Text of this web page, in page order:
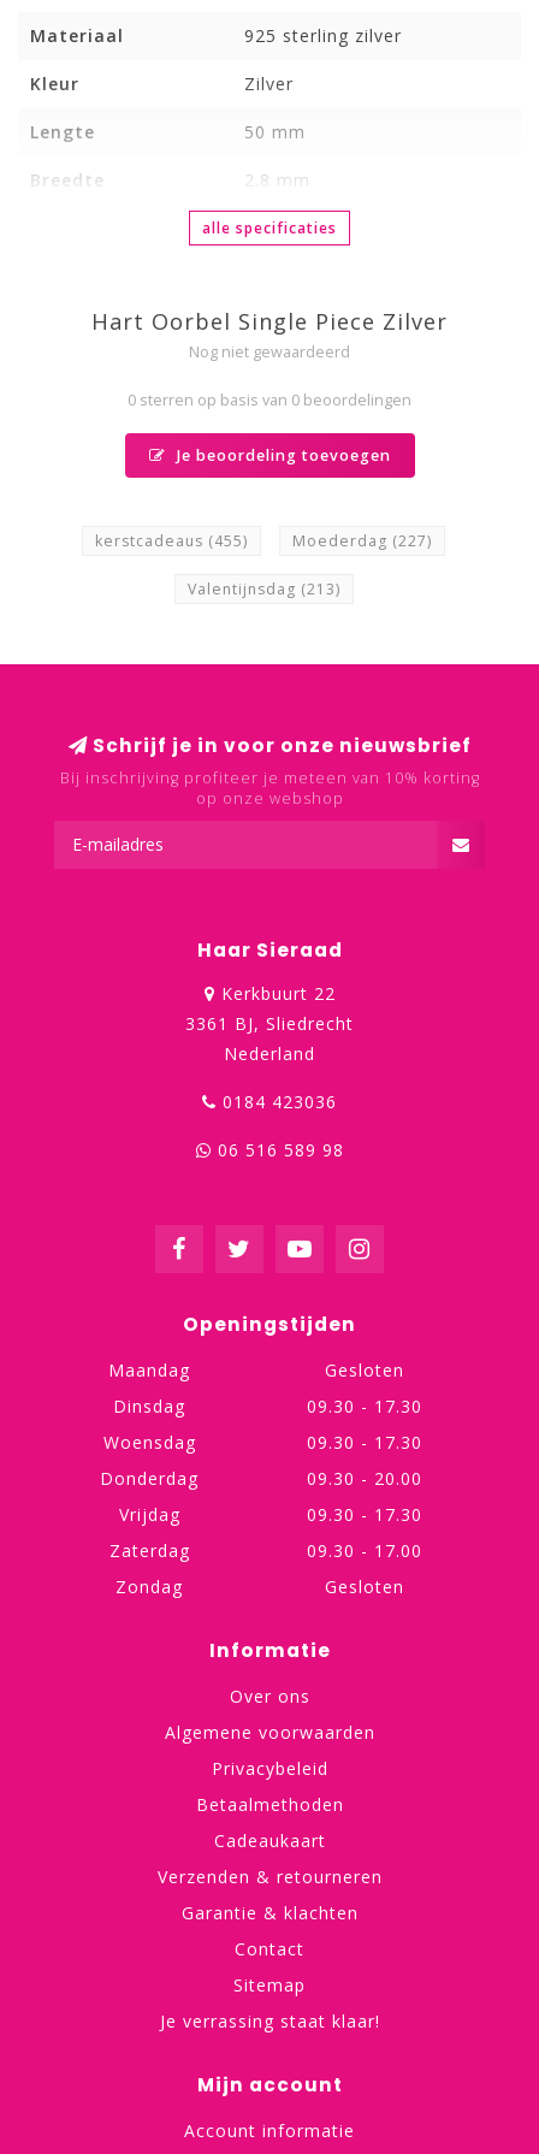
Materiaal 925 sterling zilver
Kleur Zilver
Lengte 50 mm
Breedte 2.8 mm
alle specificaties
Hart Oorbel Single Piece Zilver
Nog niet gewaardeerd
0 sterren op basis van 0 beoordelingen
Je beoordeling toevoegen
kerstcadeaus (455) Moederdag (227)
Valentijnsdag (213)
Schrijf je in voor onze nieuwsbrief
Bij inschrijving profiteer je meteen van 10% korting
op onze webshop
Haar Sieraad
Kerkbuurt 22
3361 BJ, Sliedrecht
Nederland
0184 423036
06 516 589 98
Openingstijden
Maandag
Gesloten
Dinsdag
09.30 - 17.30
Woensdag
09.30 - 17.30
Donderdag
09.30 - 20.00
Vrijdag
09.30 - 17.30
Zaterdag
09.30 - 17.00
Zondag
Gesloten
Informatie
Over ons
Algemene voorwaarden
Privacybeleid
Betaalmethoden
Cadeaukaart
Verzenden & retourneren
Garantie & klachten
Contact
Sitemap
Je verrassing staat klaar!
Mijn account
Account informatie